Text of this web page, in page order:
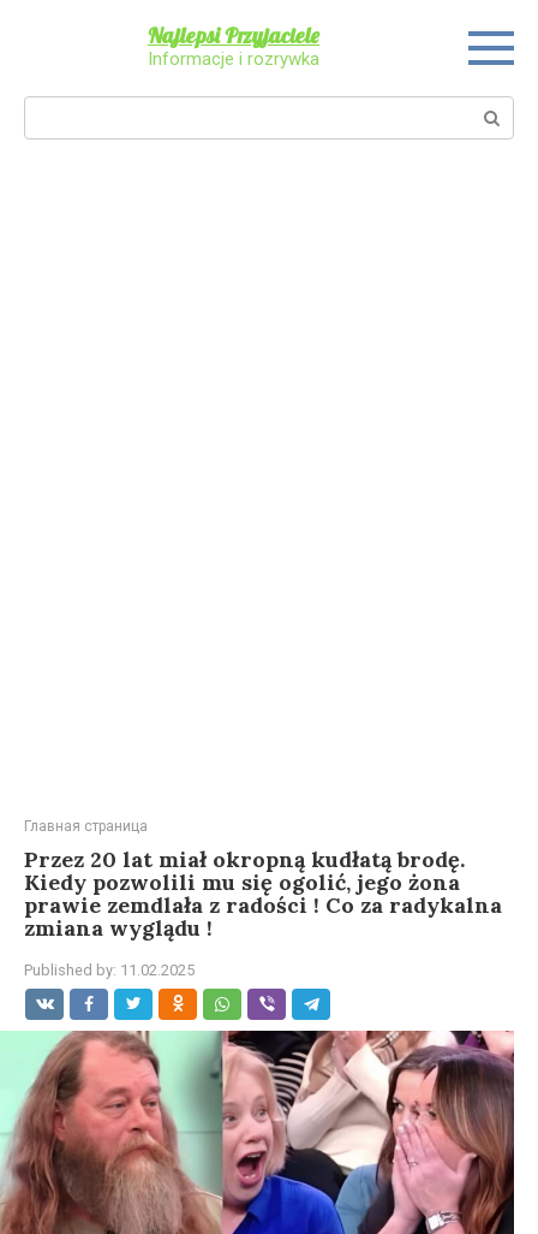
Najlepsi Przyjaciele
Informacje i rozrywka
Search:
Главная страница
Przez 20 lat miał okropną kudłatą brodę.
Kiedy pozwolili mu się ogolić, jego żona
prawie zemdlała z radości ! Co za radykalna
zmiana wyglądu !
Published by: 11.02.2025